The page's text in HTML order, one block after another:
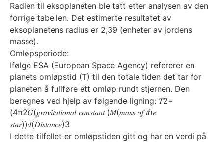
Radien til eksoplaneten ble tatt etter analysen av den
forrige tabellen. Det estimerte resultatet av
eksoplanetens radius er 2,39 (enheter av jordens
masse).
Omløpsperiode:
Ifølge ESA (European Space Agency) refererer en
planets omløpstid (T) til den totale tiden det tar for
planeten å fullføre ett omløp rundt stjernen. Den
beregnes ved hjelp av følgende ligning: 𝑇2=
(4π2𝐺(𝑔𝑟𝑎𝑣𝑖𝑡𝑎𝑡𝑖𝑜𝑛𝑎𝑙 𝑐𝑜𝑛𝑠𝑡𝑎𝑛𝑡 )𝑀(𝑚𝑎𝑠𝑠 𝑜𝑓 𝑡ℎ𝑒
𝑠𝑡𝑎𝑟))𝑑(𝐷𝑖𝑠𝑡𝑎𝑛𝑐𝑒)3
I dette tilfellet er omløpstiden gitt og har en verdi på